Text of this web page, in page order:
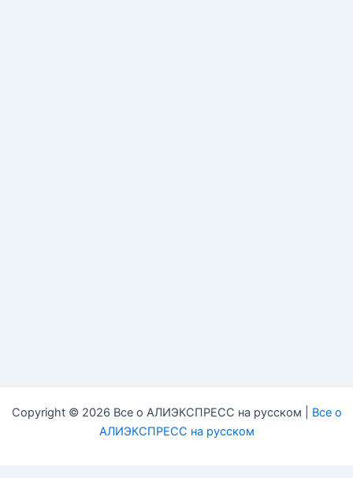
Copyright © 2026 Все о АЛИЭКСПРЕСС на русском | Все о
АЛИЭКСПРЕСС на русском